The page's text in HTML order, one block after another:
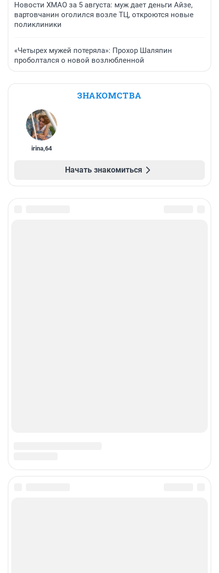
Новости ХМАО за 5 августа: муж дает деньги Айзе,
вартовчанин оголился возле ТЦ, откроются новые
поликлиники
«Четырех мужей потеряла»: Прохор Шаляпин
проболтался о новой возлюбленной
ЗНАКОМСТВА
irina,64
Начать знакомиться